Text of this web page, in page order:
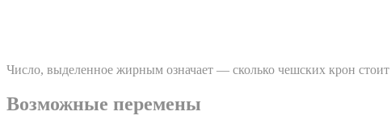
Число, выделенное жирным означает — сколько чешских крон
Возможные перемены